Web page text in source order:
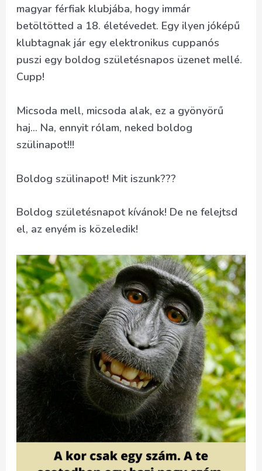
magyar férfiak klubjába, hogy immár
betöltötted a 18. életévedet. Egy ilyen jóképű
klubtagnak jár egy elektronikus cuppanós
puszi egy boldog születésnapos üzenet mellé.
Cupp!
Micsoda mell, micsoda alak, ez a gyönyörű
haj… Na, ennyit rólam, neked boldog
szülinapot!!!
Boldog szülinapot! Mit iszunk???
Boldog születésnapot kívánok! De ne felejtsd
el, az enyém is közeledik!